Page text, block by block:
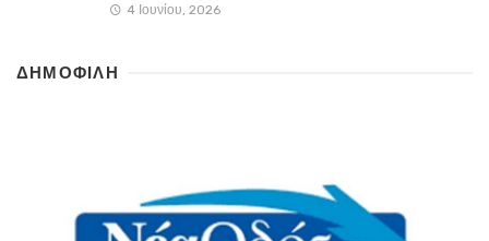
4 Ιουνίου, 2026
ΔΗΜΟΦΙΛΗ